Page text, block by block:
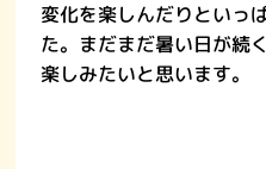
変化を楽しんだりといっ
た。まだまだ暑い日が続
楽しみたいと思います。